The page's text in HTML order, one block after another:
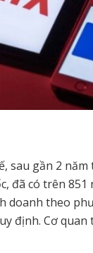
sau gần 2
đã có trên
doanh theo
định. Cơ